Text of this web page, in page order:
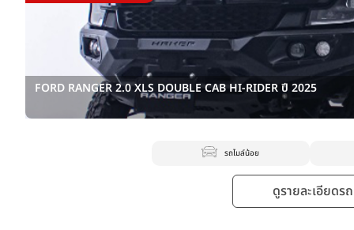
FORD RANGER 2.0 XLS DOUBLE CAB HI-RIDER ปี 2025
รถไมล์น้อย
ดูรายละเอียดร